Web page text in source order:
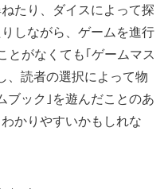
たり、ダイスによって探
しながら、ゲームを進行
とがなくても｢ゲームマス
、読者の選択によって物
ブック｣を遊んだことのあ
かりやすいかもしれな